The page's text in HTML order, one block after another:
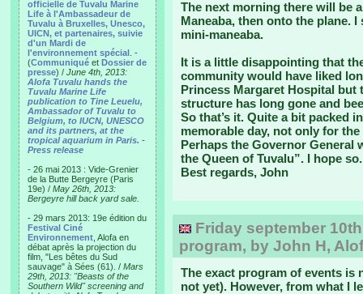
officielle de Tuvalu Marine
Life à l'Ambassadeur de
Tuvalu à Bruxelles, Unesco,
UICN, et partenaires, suivie
d'un Mardi de
l'environnement spécial . -
(Communiqué et Dossier de
presse) / June 4th, 2013:
Alofa Tuvalu hands the
Tuvalu Marine Life
publication to Tine Leuelu,
Ambassador of Tuvalu to
Belgium, to IUCN, UNESCO
and its partners, at the
tropical aquarium in Paris. -
Press release
- 26 mai 2013 : Vide-Grenier
de la Butte Bergeyre (Paris
19e) / May 26th, 2013:
Bergeyre hill back yard sale.
- 29 mars 2013: 19e édition du
Festival Ciné
Environnement , Alofa en
débat après la projection du
film, "Les bêtes du Sud
sauvage" à Sées (61). / Mars
29th, 2013: "Beasts of the
Southern Wild" screening and
The next morning there will be
Maneaba, then onto the plane.
mini-maneaba.
It is a little disappointing that
community would have liked
Princess Margaret Hospital but
structure has long gone and
So that’s it. Quite a bit packed
memorable day, not only for
Perhaps the Governor General
the Queen of Tuvalu”. I hope so.
Best regards, John
Friday september
program, by John H,
The exact program of events is
not yet). However, from what I